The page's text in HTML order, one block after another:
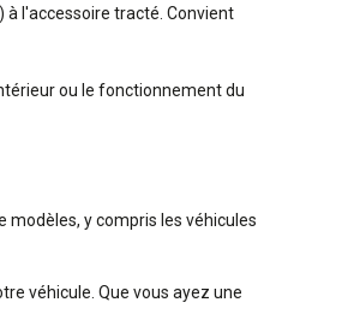
à l'accessoire tracté. Convient
ou le fonctionnement du
modèles, y compris les véhicules
véhicule. Que vous ayez une